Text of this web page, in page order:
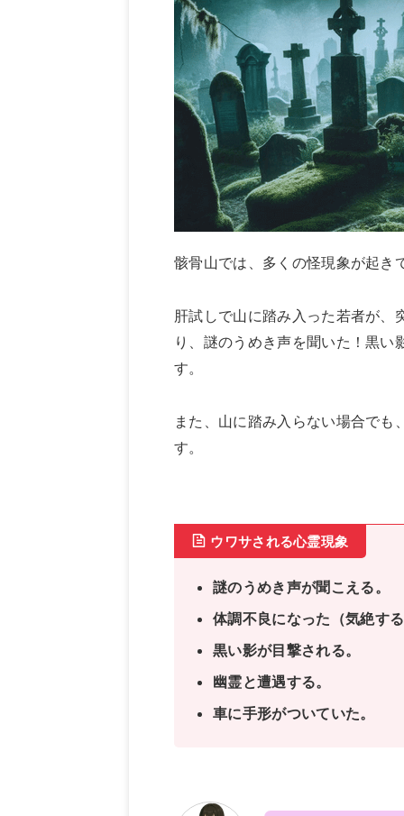
骸骨山では、多くの怪現象が起き
肝試しで山に踏み入った若者が
り、謎のうめき声を聞いた！黒
す。
また、山に踏み入らない場合で
す。
ウワサされる心霊現象
謎のうめき声が聞こえる。
体調不良になった（気絶する
黒い影が目撃される。
幽霊と遭遇する。
車に手形がついていた。